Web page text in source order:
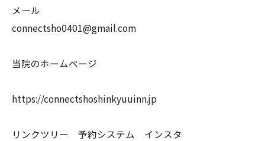
メール
connectsho0401@gmail.com
当院のホームページ
https://connectshoshinkyuuinn.jp
リンクツリー 予約システム インスタ